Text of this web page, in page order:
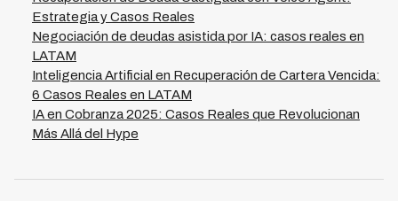
Estrategia y Casos Reales
Negociación de deudas asistida por IA: casos reales en
LATAM
Inteligencia Artificial en Recuperación de Cartera Vencida:
6 Casos Reales en LATAM
IA en Cobranza 2025: Casos Reales que Revolucionan
Más Allá del Hype